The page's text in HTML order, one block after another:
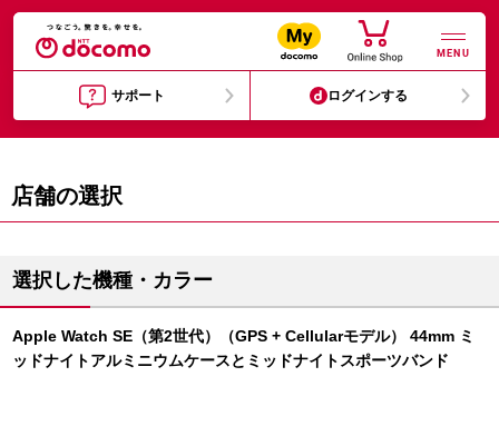
MENU
サポート ログインする
店舗の選択
選択した機種・カラー
Apple Watch SE（第2世代）（GPS + Cellularモデル） 44mm ミ
ッドナイトアルミニウムケースとミッドナイトスポーツバンド